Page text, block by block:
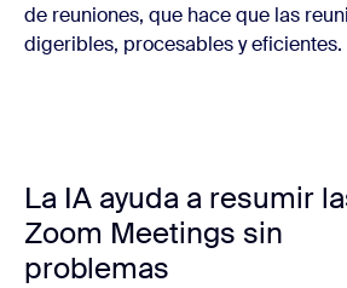
de reuniones, que hace que las
digeribles, procesables y eficientes.
La IA ayuda a resumir
Zoom Meetings sin
problemas